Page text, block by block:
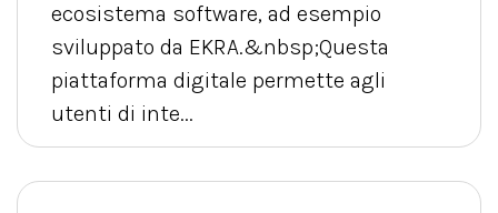
ecosistema software, ad esempio
sviluppato da EKRA.&nbsp;Questa
piattaforma digitale permette agli
utenti di inte...